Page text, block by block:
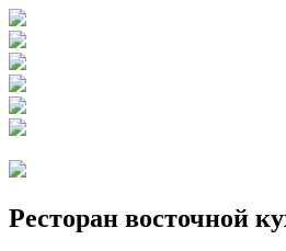
Ресторан восточной